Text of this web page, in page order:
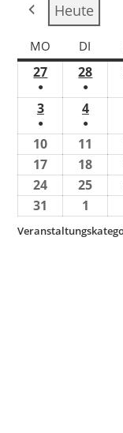
Heute
MO DI
27
●
28
●
3
●
4
●
10 11
17
18
24
25
31
1